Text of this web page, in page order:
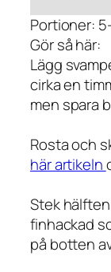
Portioner:
Gör så här:
Lägg
cirka en
men spara
Rosta och
här artikeln
Stek
finhackad
på botten